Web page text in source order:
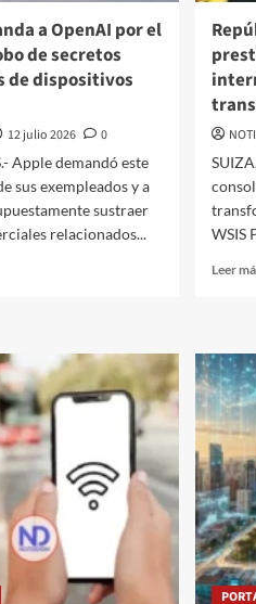
a OpenAI por el
de secretos
de dispositivos
12 julio 2026
0
Apple demandó este
sus exempleados y a
sustraer
relacionados...
WSIS
Leer